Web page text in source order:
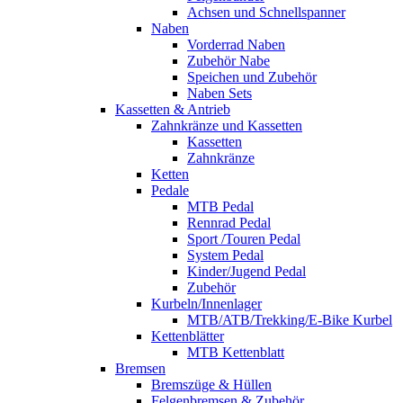
Achsen und Schnellspanner
Naben
Vorderrad Naben
Zubehör Nabe
Speichen und Zubehör
Naben Sets
Kassetten & Antrieb
Zahnkränze und Kassetten
Kassetten
Zahnkränze
Ketten
Pedale
MTB Pedal
Rennrad Pedal
Sport /Touren Pedal
System Pedal
Kinder/Jugend Pedal
Zubehör
Kurbeln/Innenlager
MTB/ATB/Trekking/E-Bike Kurbel
Kettenblätter
MTB Kettenblatt
Bremsen
Bremszüge & Hüllen